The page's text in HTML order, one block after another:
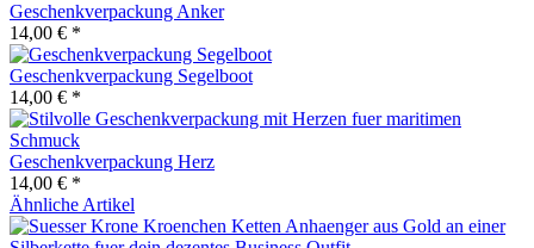
Geschenkverpackung Anker
14,00 € *
Geschenkverpackung Segelboot
14,00 € *
Geschenkverpackung Herz
14,00 € *
Ähnliche Artikel